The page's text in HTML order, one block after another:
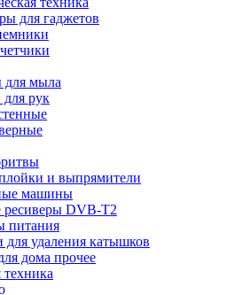
для гаджетов
для мыла
рук
и выпрямители
машины
DVB-T2
питания
удаления катышков
дома прочее